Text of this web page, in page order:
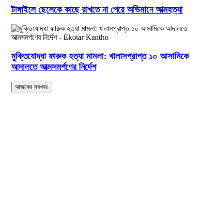
টাঙ্গাইলে ছেলেকে কাছে রাখতে না পেরে অভিমানে আত্মহত্যা
মুক্তিযোদ্ধা ফারুক হত্যা মামলা: খালাসপ্রাপ্ত ১০ আসামিকে
আদালতে আত্মসমর্পণের নির্দেশ